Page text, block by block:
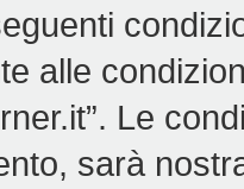
alle
Le
sarà